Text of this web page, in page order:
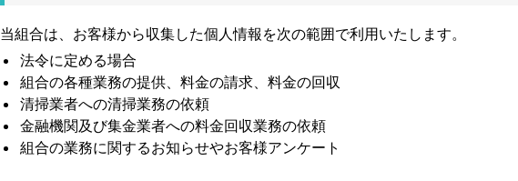
当組合は、お客様から収集した個人情報を次の範囲で利用いたします。
法令に定める場合
組合の各種業務の提供、料金の請求、料金の回収
清掃業者への清掃業務の依頼
金融機関及び集金業者への料金回収業務の依頼
組合の業務に関するお知らせやお客様アンケート